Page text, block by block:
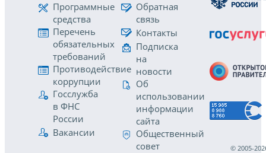
Программные
средства
Перечень
обязательных
требований
Противодействие
коррупции
Госслужба
в ФНС
России
Вакансии
Обратная
связь
Контакты
Подписка
на
новости
Об
использовании
информации
сайта
Общественный
совет
© 2005-